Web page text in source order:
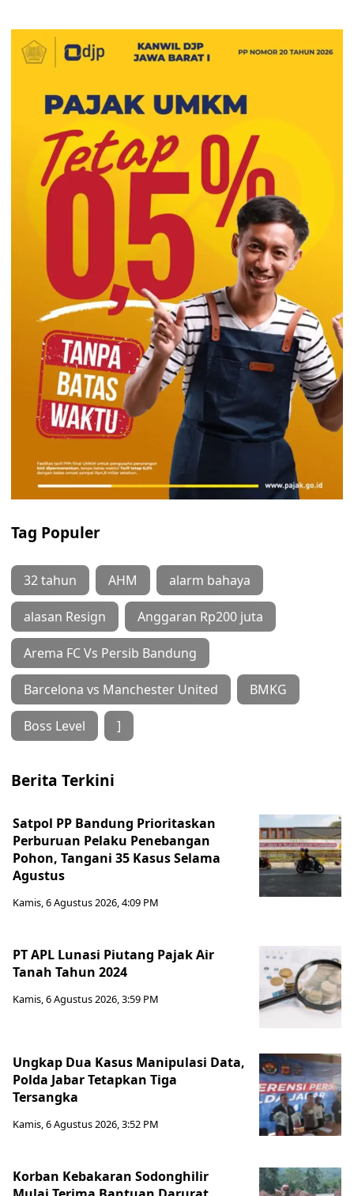
Tag Populer
32 tahun AHM alarm bahaya
alasan Resign Anggaran Rp200 juta
Arema FC Vs Persib Bandung
Barcelona vs Manchester United BMKG
Boss Level ]
Berita Terkini
Satpol PP Bandung Prioritaskan
Perburuan Pelaku Penebangan
Pohon, Tangani 35 Kasus Selama
Agustus
Kamis, 6 Agustus 2026, 4:09 PM
PT APL Lunasi Piutang Pajak Air
Tanah Tahun 2024
Kamis, 6 Agustus 2026, 3:59 PM
Ungkap Dua Kasus Manipulasi Data,
Polda Jabar Tetapkan Tiga
Tersangka
Kamis, 6 Agustus 2026, 3:52 PM
Korban Kebakaran Sodonghilir